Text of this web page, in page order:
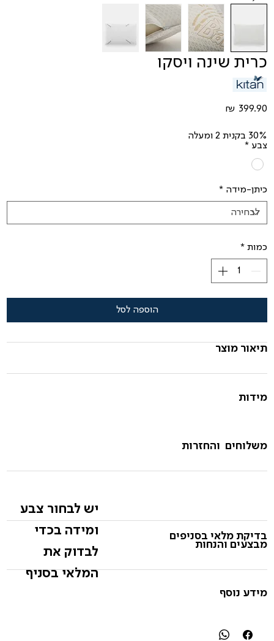
כרית שינה ויסקו
30% בקנית 2 ומעלה
צבע *
כיתן-מידה *
כמות *
הוספה לסל
תיאור מוצר
מידות
משלוחים והחזרות
יש לבחור צבע
ומידה בכדי
לבדוק את
המלאי בסניף
בדיקת מלאי בסניפים
מבצעים והנחות
מידע נוסף